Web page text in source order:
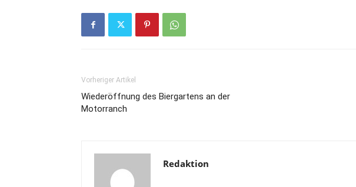
Vorheriger Artikel
Wiederöffnung des Biergartens an der
Motorranch
Redaktion